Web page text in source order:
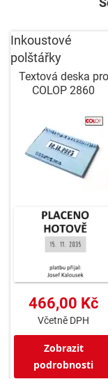
Inkoustové
polštářky
Textová deska pro
COLOP 2860
466,00 Kč
Včetně DPH
Zobrazit
podrobnosti